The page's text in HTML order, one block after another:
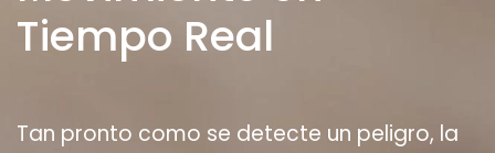
Tiempo Real
Tan pronto como se detecte un peligro, la